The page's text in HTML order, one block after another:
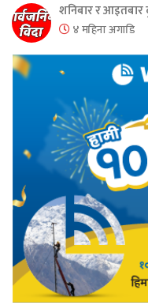
शनिबार र आइतबार
४ महिना अगाडि